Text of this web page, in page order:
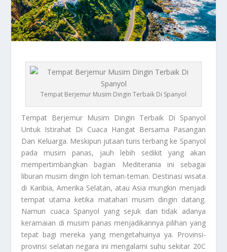
Tempat Berjemur Musim Dingin Terbaik Di Spanyol
Tempat Berjemur Musim Dingin Terbaik Di Spanyol
Untuk Istirahat Di Cuaca Hangat Bersama Pasangan
Dan Keluarga. Meskipun jutaan turis terbang ke Spanyol
pada musim panas, jauh lebih sedikit yang akan
mempertimbangkan bagian Mediterania ini sebagai
liburan musim dingin loh teman-teman. Destinasi wisata
di Karibia, Amerika Selatan, atau Asia mungkin menjadi
tempat utama ketika matahari musim dingin datang.
Namun cuaca Spanyol yang sejuk dan tidak adanya
keramaian di musim panas menjadikannya pilihan yang
tepat bagi mereka yang mengetahuinya ya. Provinsi-
provinsi selatan negara ini mengalami suhu sekitar 20C